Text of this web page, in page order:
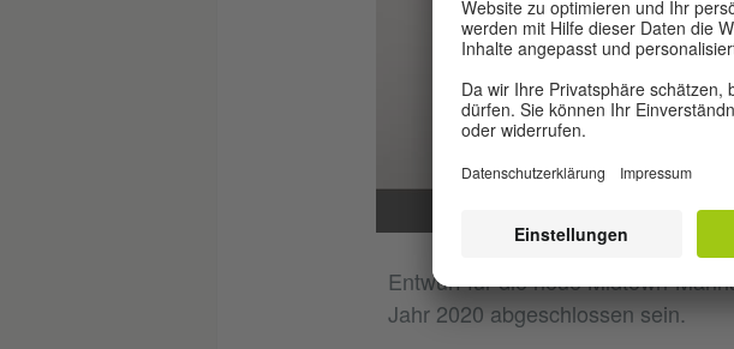
Entwurf für die neue Midtown-
Jahr 2020 abgeschlossen sein.